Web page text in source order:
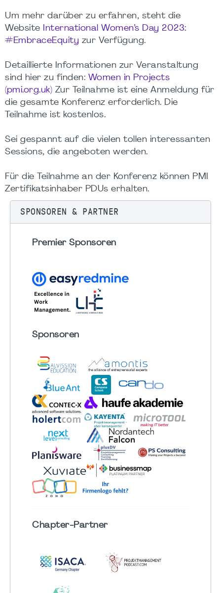
Um mehr darüber zu erfahren, steht die
Website
International Women’s Day 2023:
#EmbraceEquity zur Verfügung.
Detaillierte Informationen zur Veranstaltung
sind hier zu finden: Women in Projects
(pmi.org.uk) Zur Teilnahme ist eine Anmeldung für
die gesamte Konferenz erforderlich. Die
Teilnahme ist kostenlos.
Sei gespannt auf die vielen tollen interessanten
Sessions, die angeboten werden.
Für die Teilnahme an der Konferenz können PMI
Zertifikatsinhaber PDUs erhalten.
SPONSOREN & PARTNER
Premier Sponsoren
Sponsoren
Chapter-Partner